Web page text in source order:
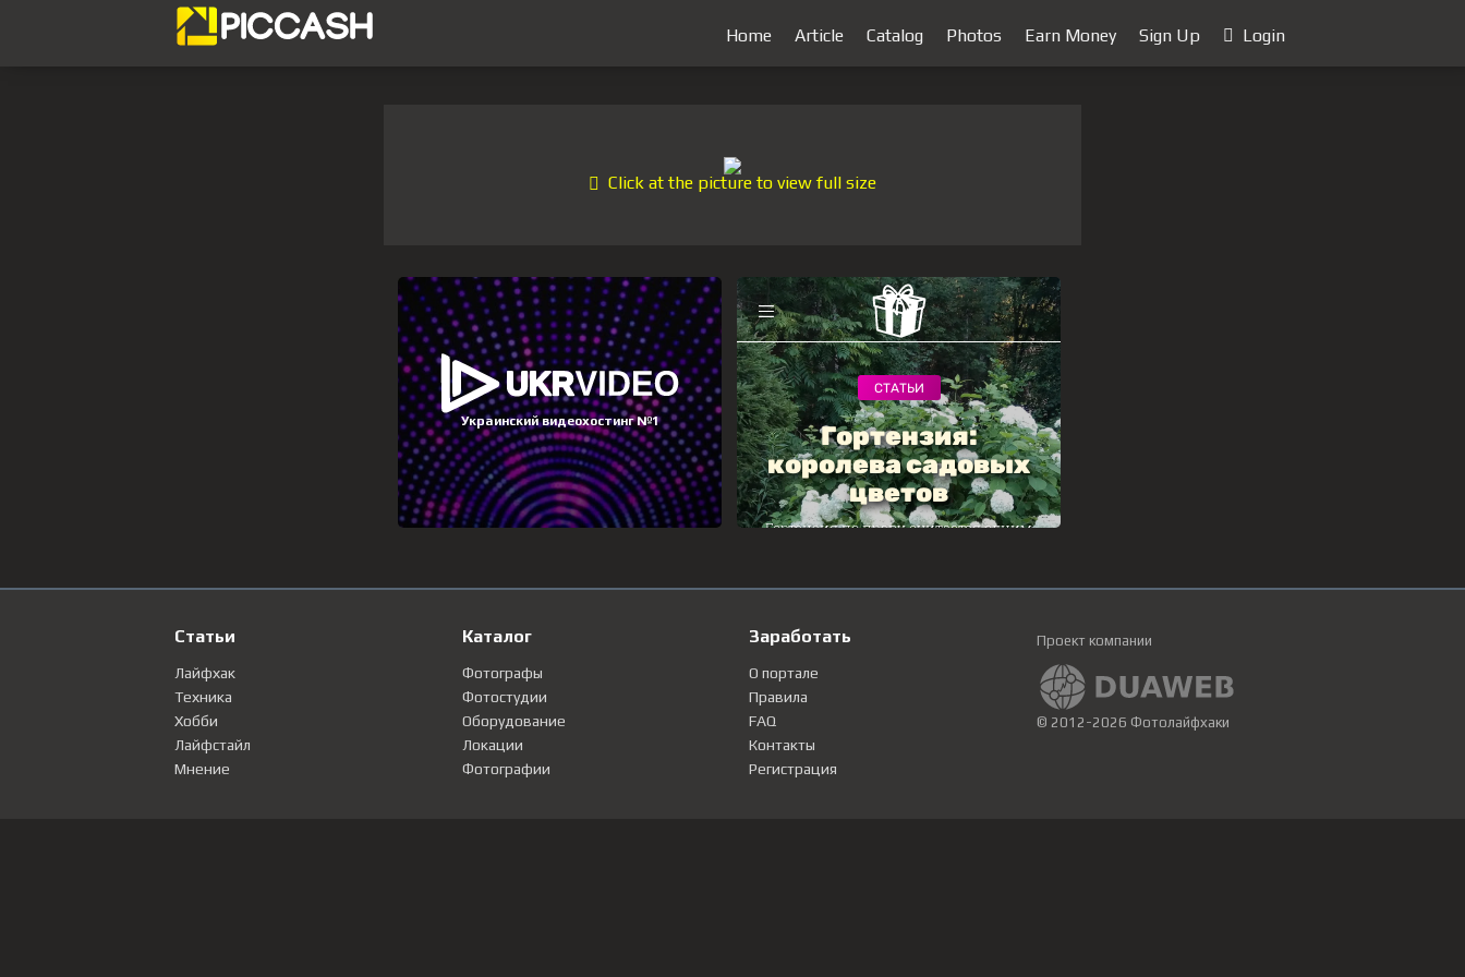
Home Article Catalog Photos Earn Money Sign Up Login
Click at the picture to view full size
Статьи
Лайфхак
Техника
Хобби
Лайфстайл
Мнение
Каталог
Фотографы
Фотостудии
Оборудование
Локации
Фотографии
Заработать
О портале
Правила
FAQ
Контакты
Регистрация
Проект компании
© 2012-2026 Фотолайфхаки